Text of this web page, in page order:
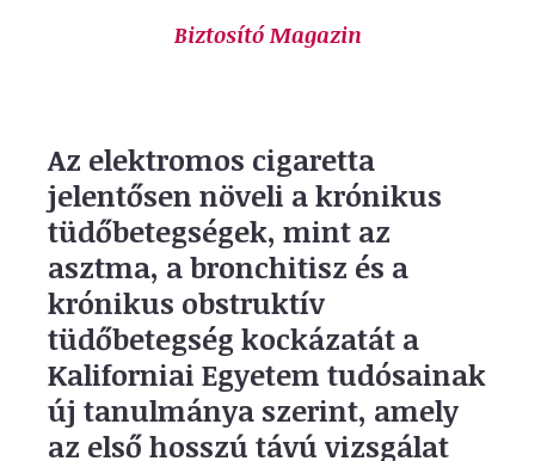
Biztosító Magazin
Az elektromos cigaretta
jelentősen növeli a krónikus
tüdőbetegségek, mint az
asztma, a bronchitisz és a
krónikus obstruktív
tüdőbetegség kockázatát a
Kaliforniai Egyetem tudósainak
új tanulmánya szerint, amely
az első hosszú távú vizsgálat